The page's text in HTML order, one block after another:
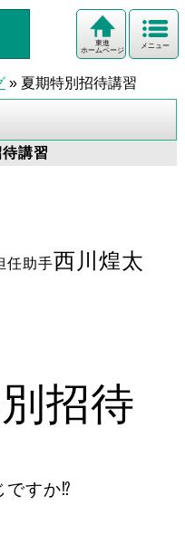
メニュー
東進
ホームページ
» 夏期特別招待講習
講習
任助手西川煌太
招待
ですか⁉